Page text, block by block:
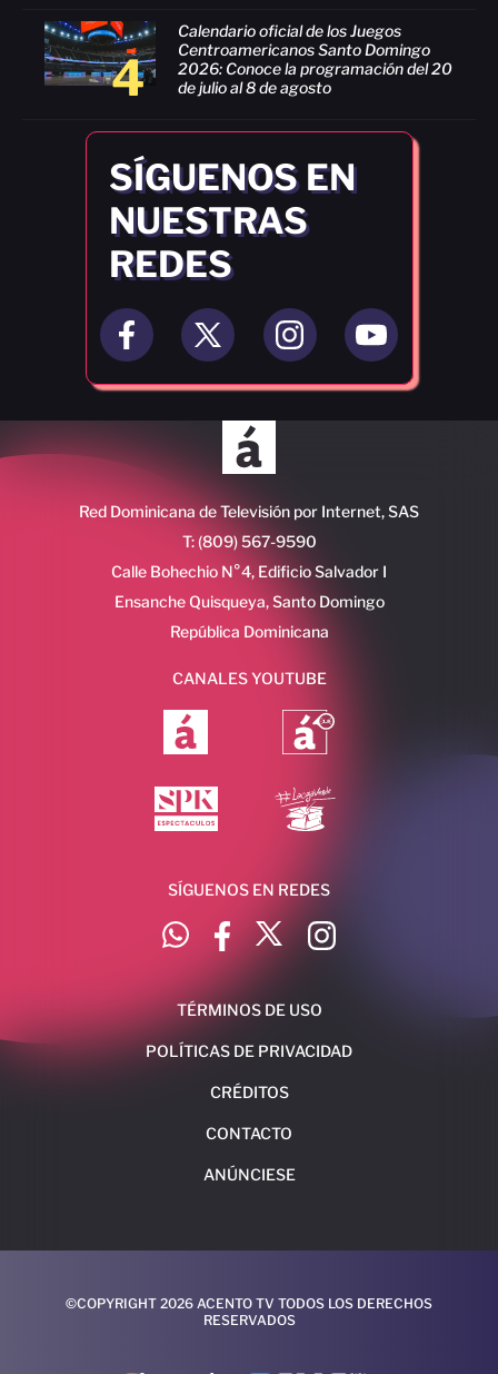
4
Calendario oficial de los Juegos
Centroamericanos Santo Domingo
2026: Conoce la programación del 20
de julio al 8 de agosto
SÍGUENOS EN
NUESTRAS
REDES
Red Dominicana de Televisión por Internet, SAS
T: (809) 567-9590
Calle Bohechio N°4, Edificio Salvador I
Ensanche Quisqueya, Santo Domingo
República Dominicana
CANALES YOUTUBE
SÍGUENOS EN REDES
TÉRMINOS DE USO
POLÍTICAS DE PRIVACIDAD
CRÉDITOS
CONTACTO
ANÚNCIESE
©COPYRIGHT 2026 ACENTO TV TODOS LOS DERECHOS
RESERVADOS